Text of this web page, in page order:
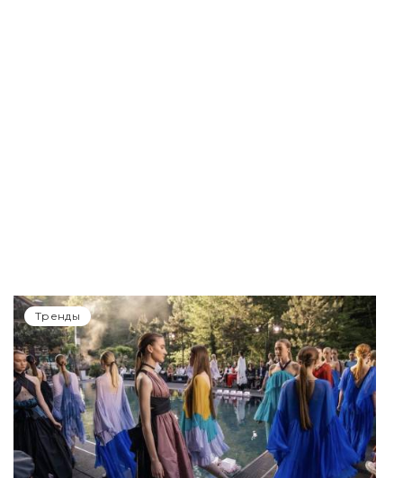
Тренды